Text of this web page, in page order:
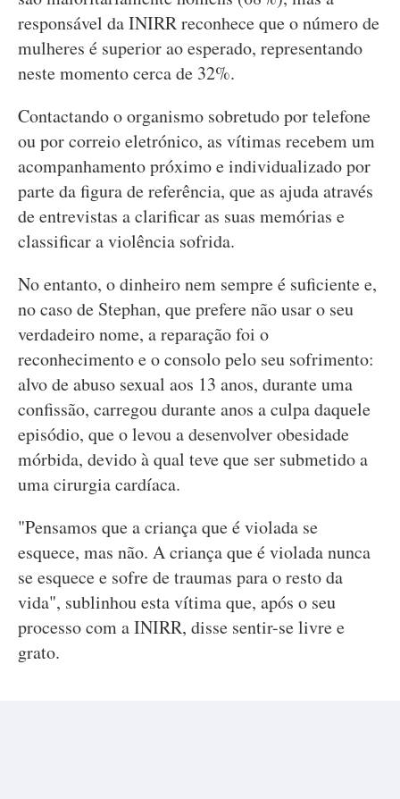
responsável da INIRR reconhece que o número de
mulheres é superior ao esperado, representando
neste momento cerca de 32%.
Contactando o organismo sobretudo por telefone
ou por correio eletrónico, as vítimas recebem um
acompanhamento próximo e individualizado por
parte da figura de referência, que as ajuda através
de entrevistas a clarificar as suas memórias e
classificar a violência sofrida.
No entanto, o dinheiro nem sempre é suficiente e,
no caso de Stephan, que prefere não usar o seu
verdadeiro nome, a reparação foi o
reconhecimento e o consolo pelo seu sofrimento:
alvo de abuso sexual aos 13 anos, durante uma
confissão, carregou durante anos a culpa daquele
episódio, que o levou a desenvolver obesidade
mórbida, devido à qual teve que ser submetido a
uma cirurgia cardíaca.
"Pensamos que a criança que é violada se
esquece, mas não. A criança que é violada nunca
se esquece e sofre de traumas para o resto da
vida", sublinhou esta vítima que, após o seu
processo com a INIRR, disse sentir-se livre e
grato.